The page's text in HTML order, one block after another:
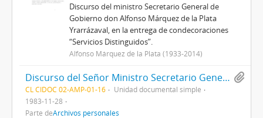
Discurso del ministro Secretario General de
Gobierno don Alfonso Márquez de la Plata
Yrarrázaval, en la entrega de condecoraciones
“Servicios Distinguidos”.
Alfonso Márquez de la Plata (1933-2014)
Discurso del Señor Ministro Secretario General de Gobierno, don Alfonso Márquez de la Plata Yrarrázaval, ante la comunidad de La Serena.
CL CIDOC 02-AMP-01-16
Unidad documental simple
1983-11-28
Parte deArchivos personales